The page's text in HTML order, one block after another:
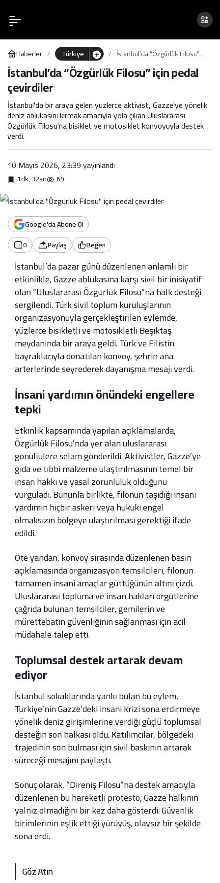
Haberler Türkiye
İstanbul’da “Özgürlük Filosu”
için pedal çevirdiler
İstanbul’da “Özgürlük Filosu” için pedal
çevirdiler
İstanbul'da bir araya gelen yüzlerce aktivist, Gazze'ye yönelik
deniz ablukasını kırmak amacıyla yola çıkan Uluslararası
Özgürlük Filosu'na bisiklet ve motosiklet konvoyuyla destek
verdi.
10 Mayıs 2026, 23:39yayınlandı
1dk, 32sn 69
Google'da Abone Ol
0
Paylaş Beğen
İstanbul’da pazar günü düzenlenen anlamlı bir
etkinlikle, Gazze ablukasına karşı sivil bir inisiyatif
olan “Uluslararası Özgürlük Filosu”na halk desteği
sergilendi. Türk sivil toplum kuruluşlarının
organizasyonuyla gerçekleştirilen eylemde,
yüzlerce bisikletli ve motosikletli Beşiktaş
meydanında bir araya geldi. Türk ve Filistin
bayraklarıyla donatılan konvoy, şehrin ana
arterlerinde seyrederek dayanışma mesajı verdi.
İnsani yardımın önündeki engellere
tepki
Etkinlik kapsamında yapılan açıklamalarda,
Özgürlük Filosu’nda yer alan uluslararası
gönüllülere selam gönderildi. Aktivistler, Gazze’ye
gıda ve tıbbi malzeme ulaştırılmasının temel bir
insan hakkı ve yasal zorunluluk olduğunu
vurguladı. Bununla birlikte, filonun taşıdığı insani
yardımın hiçbir askeri veya hukuki engel
olmaksızın bölgeye ulaştırılması gerektiği ifade
edildi.
Öte yandan, konvoy sırasında düzenlenen basın
açıklamasında organizasyon temsilcileri, filonun
tamamen insani amaçlar güttüğünün altını çizdi.
Uluslararası topluma ve insan hakları örgütlerine
çağrıda bulunan temsilciler, gemilerin ve
mürettebatın güvenliğinin sağlanması için acil
müdahale talep etti.
Toplumsal destek artarak devam
ediyor
İstanbul sokaklarında yankı bulan bu eylem,
Türkiye’nin Gazze’deki insani krizi sona erdirmeye
yönelik deniz girişimlerine verdiği güçlü toplumsal
desteğin son halkası oldu. Katılımcılar, bölgedeki
trajedinin son bulması için sivil baskının artarak
süreceği mesajını paylaştı.
Sonuç olarak, “Direniş Filosu”na destek amacıyla
düzenlenen bu hareketli protesto, Gazze halkının
yalnız olmadığını bir kez daha gösterdi. Güvenlik
birimlerinin eşlik ettiği yürüyüş, olaysız bir şekilde
sona erdi.
Göz Atın
İstanbul’da “Özgürlük
Filosu” için pedal çevirdiler
0